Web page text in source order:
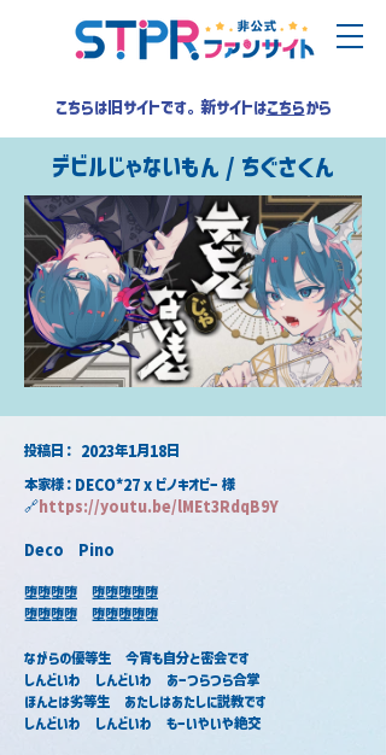
こちらは旧サイトです。新サイトはこちらから
デビルじゃないもん / ちぐさくん
2023年1月18日
​投稿日：
本家様：DECO*27 x ピノキオピー 様
🔗https://youtu.be/lMEt3RdqB9Y
Deco　Pino
堕堕堕堕　堕堕堕堕堕
堕堕堕堕　堕堕堕堕堕
ながらの優等生　今宵も自分と密会です
しんどいわ　しんどいわ　あーつらつら合掌
ほんとは劣等生　あたしはあたしに説教です
しんどいわ　しんどいわ　もーいやいや絶交